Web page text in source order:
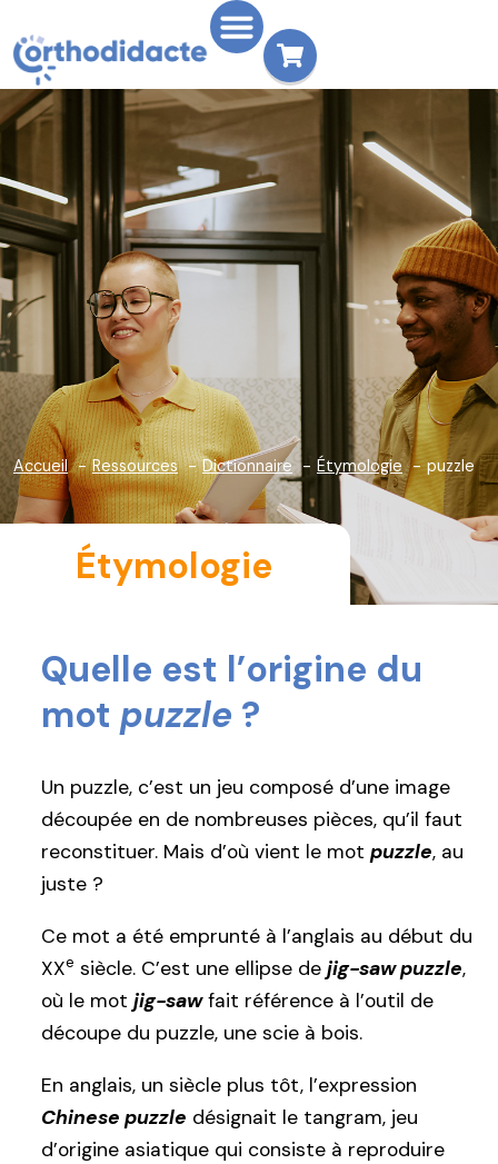
Accueil Ressources Dictionnaire Étymologie puzzle
Étymologie
Quelle est l’origine du
mot puzzle ?
Un puzzle, c’est un jeu composé d’une image
découpée en de nombreuses pièces, qu’il faut
reconstituer. Mais d’où vient le mot puzzle, au
juste ?
Ce mot a été emprunté à l’anglais au début du
XXe siècle. C’est une ellipse de jig-saw puzzle,
où le mot jig-sawfait référence à l’outil de
découpe du puzzle, une scie à bois.
En anglais, un siècle plus tôt, l’expression
Chinese puzzle désignait le tangram, jeu
d’origine asiatique qui consiste à reproduire